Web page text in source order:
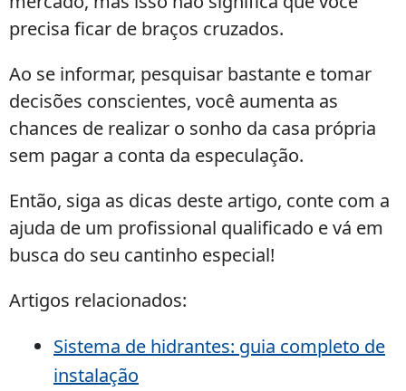
precisa ficar de braços cruzados.
Ao se informar, pesquisar bastante e tomar
decisões conscientes, você aumenta as
chances de realizar o sonho da casa própria
sem pagar a conta da especulação.
Então, siga as dicas deste artigo, conte com a
ajuda de um profissional qualificado e vá em
busca do seu cantinho especial!
Artigos relacionados:
Sistema de hidrantes: guia completo de
instalação